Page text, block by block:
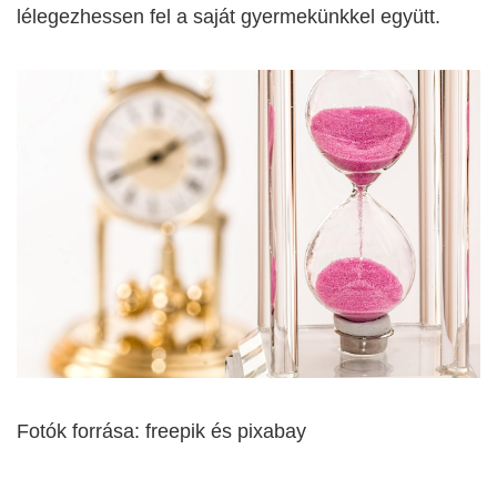
lélegezhessen fel a saját gyermekünkkel együtt.
Fotók forrása: freepik és pixabay